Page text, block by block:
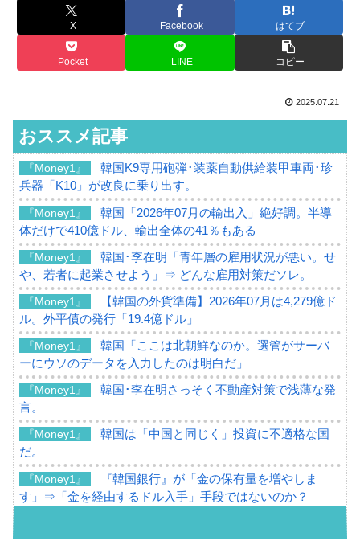
X Facebook はてブ
Pocket LINE コピー
2025.07.21
おススメ記事
『Money1』
韓国K9専用砲弾･装薬自動供給装甲車両･珍
兵器「K10」が改良に乗り出す。
『Money1』
韓国「2026年07月の輸出入」絶好調。半導
体だけで410億ドル、輸出全体の41％もある
『Money1』
韓国･李在明「青年層の雇用状況が悪い。せ
や、若者に起業させよう」⇒ どんな雇用対策だソレ。
『Money1』
【韓国の外貨準備】2026年07月は4,279億ド
ル。外平債の発行「19.4億ドル」
『Money1』
韓国「ここは北朝鮮なのか。選管がサーバ
ーにウソのデータを入力したのは明白だ」
『Money1』
韓国･李在明さっそく不動産対策で浅薄な発
言。
『Money1』
韓国は「中国と同じく」投資に不適格な国
だ。
『Money1』
『韓国銀行』が「金の保有量を増やしま
す」⇒「金を経由するドル入手」手段ではないのか？
ル」まで拡大 ⇒ 海外資金の動きに強く左右される状態